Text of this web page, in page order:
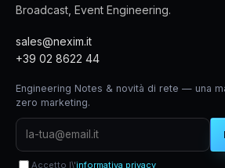
Broadcast, Event Engineering.
sales@nexim.it
+39 02 8622 44
Engineering Notes & novità di rete — una
zero marketing.
Accetto l\'informativa privacy